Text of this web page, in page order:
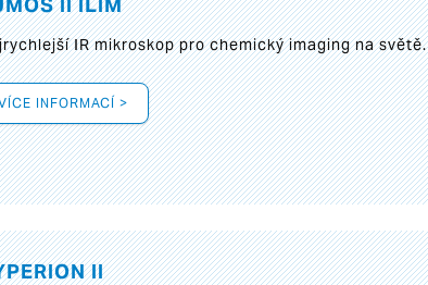
IR mikroskop pro chemický imaging na světě.
INFORMACÍ >
II